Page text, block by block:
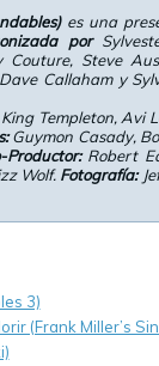
es una
por
Couture, Steve
Callaham y
Templeton, Avi
Guymon Casady,
Productor:Robert
Wolf. Fotografía:
3)
(Frank Miller’s